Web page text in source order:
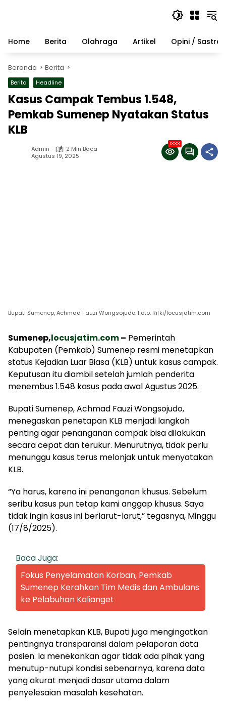
Home
Berita Olahraga Artikel Opini / Sastra
Beranda Berita
Berita Headline
Kasus Campak Tembus 1.548,
Pemkab Sumenep Nyatakan Status
KLB
Admin
2 Min Baca
Agustus 19, 2025
1333
Bupati Sumenep, Achmad Fauzi Wongsojudo. Foto: Rifki/locusjatim.com
Sumenep,locusjatim.com– Pemerintah
Kabupaten (Pemkab) Sumenep resmi menetapkan
status Kejadian Luar Biasa (KLB) untuk kasus campak.
Keputusan itu diambil setelah jumlah penderita
menembus 1.548 kasus pada awal Agustus 2025.
Bupati Sumenep, Achmad Fauzi Wongsojudo,
menegaskan penetapan KLB menjadi langkah
penting agar penanganan campak bisa dilakukan
secara cepat dan terukur. Menurutnya, tidak perlu
menunggu kasus terus melonjak untuk menyatakan
KLB.
“Ya harus, karena ini penanganan khusus. Sebelum
seribu kasus pun tetap kami anggap khusus. Saya
tidak ingin kasus ini berlarut-larut,” tegasnya, Minggu
(17/8/2025).
Baca Juga:
Fokus Penyelamatan Korban, Pemkab
Sumenep Kerahkan Tim Medis dan Ambulans
ke Pelabuhan Kalianget
Selain menetapkan KLB, Bupati juga mengingatkan
pentingnya transparansi dalam pelaporan data
pasien. Ia menekankan agar tidak ada pihak yang
menutup-nutupi kondisi sebenarnya, karena data
yang akurat menjadi dasar utama dalam
penyelesaian masalah kesehatan.